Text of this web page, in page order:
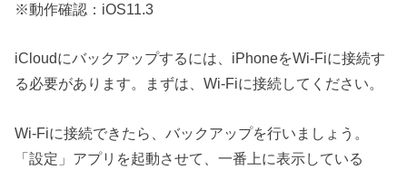
※動作確認：iOS11.3
iCloudにバックアップするには、iPhoneをWi-Fiに接続す
る必要があります。まずは、Wi-Fiに接続してください。
Wi-Fiに接続できたら、バックアップを行いましょう。
「設定」アプリを起動させて、一番上に表示している